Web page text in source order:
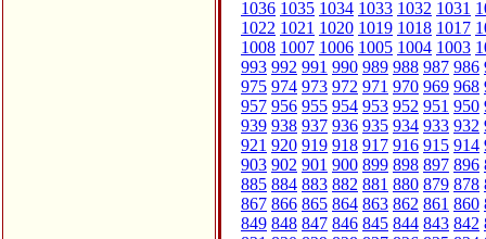
1036 1035 1034 1033 1032 1031
1022 1021 1020 1019 1018 1017
1008 1007 1006 1005 1004 1003
993 992 991 990 989 988 987 986
975 974 973 972 971 970 969 968
957 956 955 954 953 952 951 950
939 938 937 936 935 934 933 932
921 920 919 918 917 916 915 914
903 902 901 900 899 898 897 896
885 884 883 882 881 880 879 878
867 866 865 864 863 862 861 860
849 848 847 846 845 844 843 842